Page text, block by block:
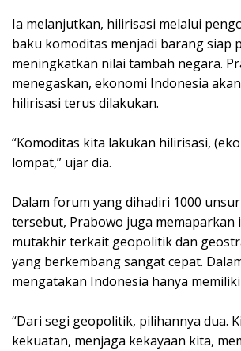
Ia melanjutkan, hilirisasi melalui
baku komoditas menjadi barang siap
meningkatkan nilai tambah negara.
menegaskan, ekonomi Indonesia akan
hilirisasi terus dilakukan.
“Komoditas kita lakukan hilirisasi,
lompat,” ujar dia.
Dalam forum yang dihadiri 1000
tersebut, Prabowo juga memaparkan
mutakhir terkait geopolitik dan
yang berkembang sangat cepat.
mengatakan Indonesia hanya
“Dari segi geopolitik, pilihannya dua.
kekuatan, menjaga kekayaan kita,